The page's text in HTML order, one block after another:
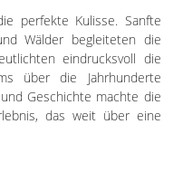
perfekte Kulisse. Sanfte
Wälder begleiteten die
eindrucksvoll die
über die Jahrhunderte
Geschichte machte die
das weit über eine